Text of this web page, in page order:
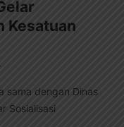
Kesatuan
sama dengan Dinas
Sosialisasi